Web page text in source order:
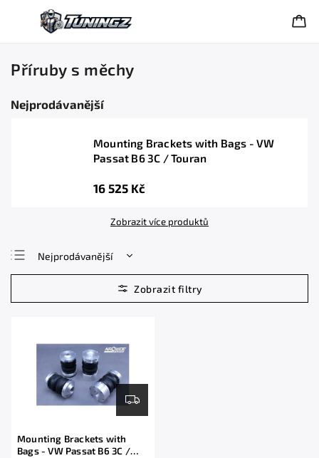
Příruby s měchy
Nejprodávanější
Mounting Brackets with Bags - VW
Passat B6 3C / Touran
16 525 Kč
Zobrazit více produktů
Nejprodávanější
Nejlevnější
Nejdražší
Mounting Brackets with
Bags - VW Passat B6 3C /